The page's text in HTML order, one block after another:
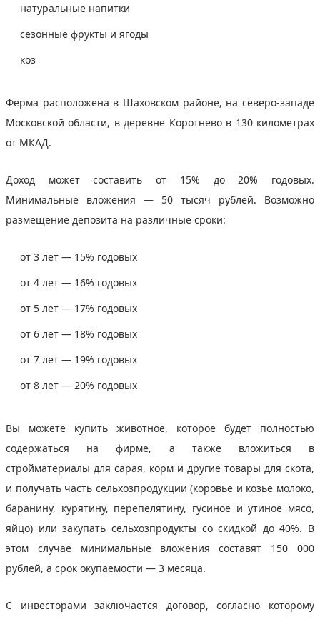
натуральные напитки
сезонные фрукты и ягоды
коз
Ферма расположена в Шаховском районе, на северо-западе
Московской области, в деревне Коротнево в 130 километрах
от МКАД.
Доход может составить от 15% до 20% годовых.
Минимальные вложения — 50 тысяч рублей. Возможно
размещение депозита на различные сроки:
от 3 лет — 15% годовых
от 4 лет — 16% годовых
от 5 лет — 17% годовых
от 6 лет — 18% годовых
от 7 лет — 19% годовых
от 8 лет — 20% годовых
Вы можете купить животное, которое будет полностью
содержаться на фирме, а также вложиться в
стройматериалы для сарая, корм и другие товары для скота,
и получать часть сельхозпродукции (коровье и козье молоко,
баранину, курятину, перепелятину, гусиное и утиное мясо,
яйцо) или закупать сельхозпродукты со скидкой до 40%. В
этом случае минимальные вложения составят 150 000
рублей, а срок окупаемости — 3 месяца.
С инвесторами заключается договор, согласно которому